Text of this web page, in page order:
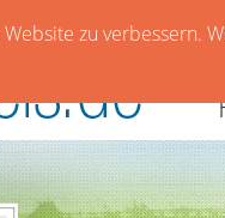
zu verbessern.